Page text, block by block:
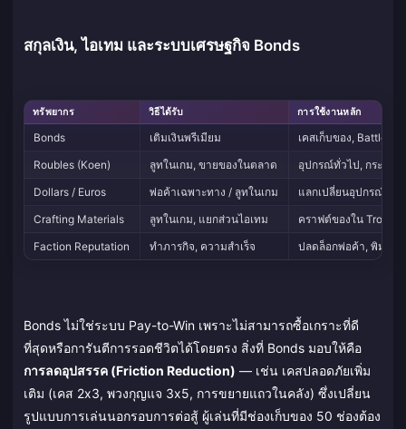
สกุลเงิน, ไอเทม และระบบเศรษฐกิจ Bonds
ทรัพยากร วิธีได้รับ การใช้งานหลัก
Bonds เติมเงินพรีเมียม
เคสเก็บของ, Battle
Roubles (Koen)
ลูทในเกม, ขายของในตลาด
อุปกรณ์ทั่วไป, กระสุน,
Dollars / Euros
พ่อค้าเฉพาะทาง / ลูทในเกม
แลกเปลี่ยนอุปกรณ์ระดั
Crafting Materials
ลูทในเกม, แยกส่วนไอเทม
คราฟต์ของใน Trophy
Faction Reputation
ทำภารกิจ, ความสำเร็จ ปลดล็อกพ่อค้า, พิมพ์เขี
Bonds ไม่ใช่ระบบ Pay-to-Win เพราะไม่สามารถซื้อเกราะที่ดี
ที่สุดหรือการันตีการรอดชีวิตได้โดยตรง สิ่งที่ Bonds มอบให้คือ
การลดอุปสรรค (Friction Reduction) — เช่น เคสปลอดภัยเพิ่ม
เติม (เคส 2x3, พวงกุญแจ 3x5, การขยายแถวในคลัง) ซึ่งเปลี่ยน
รูปแบบการเล่นนอกรอบการต่อสู้ ผู้เล่นที่มีช่องเก็บของ 50 ช่องต้อง